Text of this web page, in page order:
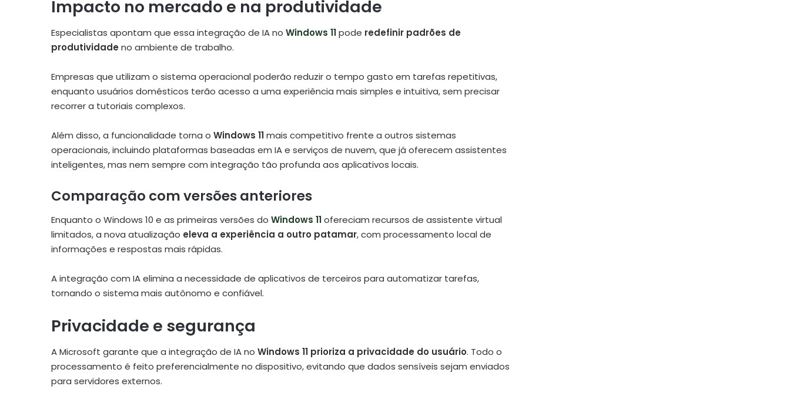
Impacto no mercado e na produtividade
Especialistas apontam que essa integração de IA no Windows 11pode redefinir padrões de
produtividade no ambiente de trabalho.
Empresas que utilizam o sistema operacional poderão reduzir o tempo gasto em tarefas repetitivas,
enquanto usuários domésticos terão acesso a uma experiência mais simples e intuitiva, sem precisar
recorrer a tutoriais complexos.
Além disso, a funcionalidade torna o Windows 11mais competitivo frente a outros sistemas
operacionais, incluindo plataformas baseadas em IA e serviços de nuvem, que já oferecem assistentes
inteligentes, mas nem sempre com integração tão profunda aos aplicativos locais.
Comparação com versões anteriores
Enquanto o Windows 10 e as primeiras versões do Windows 11ofereciam recursos de assistente virtual
limitados, a nova atualização eleva a experiência a outro patamar, com processamento local de
informações e respostas mais rápidas.
A integração com IA elimina a necessidade de aplicativos de terceiros para automatizar tarefas,
tornando o sistema mais autônomo e confiável.
Privacidade e segurança
A Microsoft garante que a integração de IA no Windows 11 prioriza a privacidade do usuário. Todo o
processamento é feito preferencialmente no dispositivo, evitando que dados sensíveis sejam enviados
para servidores externos.